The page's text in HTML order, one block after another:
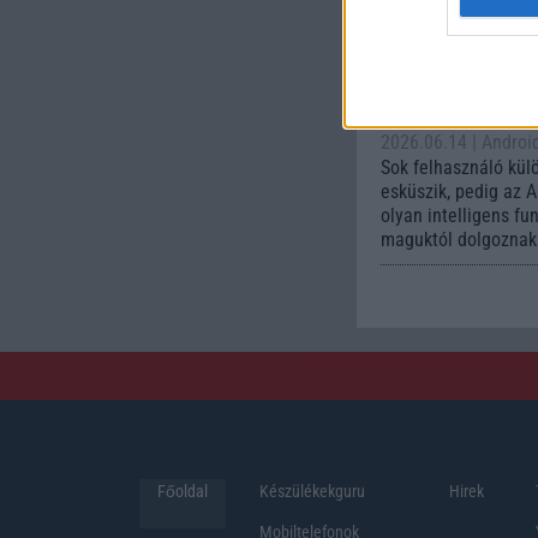
Az
2026.06.14
|
Sok felhasználó
esküszik, pedig az
olyan intelligens
maguktól
Főoldal Készülékekguru
Mobiltelefonok
Hirek